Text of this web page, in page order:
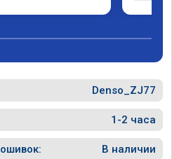
авито ваше
к вам за
По времени 1,5
Цена конечно
Но результатом
а летит прям.
Denso_ZJ77
1-2 часа
В наличии